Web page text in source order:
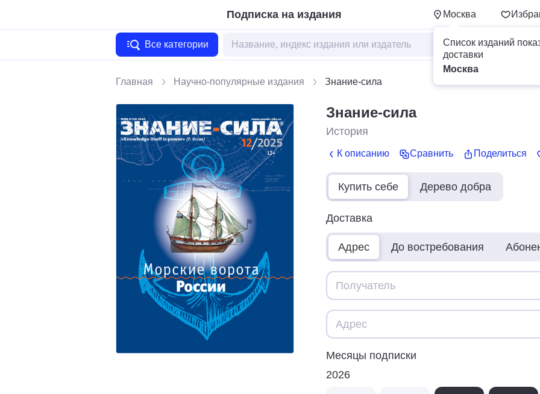
Подписка на издания Москва
Список изданий
доставки
Москва
Все категории
Главная Научно-популярные издания Знание-сила
Знание-сила
История
К описанию Сравнить Поделиться
Купить себе Дерево добра
Доставка
Адрес До востребования
Месяцы подписки
2026